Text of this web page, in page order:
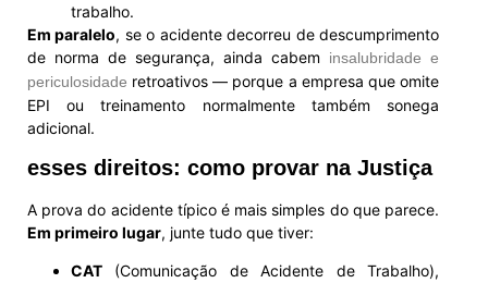
trabalho.
Em paralelo, se o acidente decorreu de descumprimento
de norma de segurança, ainda cabem insalubridade e
periculosidade retroativos — porque a empresa que omite
EPI ou treinamento normalmente também sonega
adicional.
esses direitos: como provar na Justiça
A prova do acidente típico é mais simples do que parece.
Em primeiro lugar, junte tudo que tiver:
CAT (Comunicação de Acidente de Trabalho),